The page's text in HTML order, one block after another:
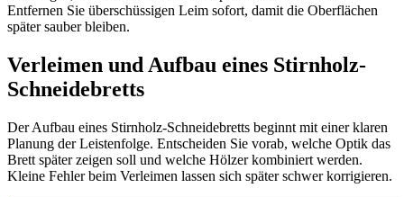
Entfernen Sie überschüssigen Leim sofort, damit die Oberflächen
später sauber bleiben.
Verleimen und Aufbau eines Stirnholz-
Schneidebretts
Der Aufbau eines Stirnholz‑Schneidebretts beginnt mit einer klaren
Planung der Leistenfolge. Entscheiden Sie vorab, welche Optik das
Brett später zeigen soll und welche Hölzer kombiniert werden.
Kleine Fehler beim Verleimen lassen sich später schwer korrigieren.